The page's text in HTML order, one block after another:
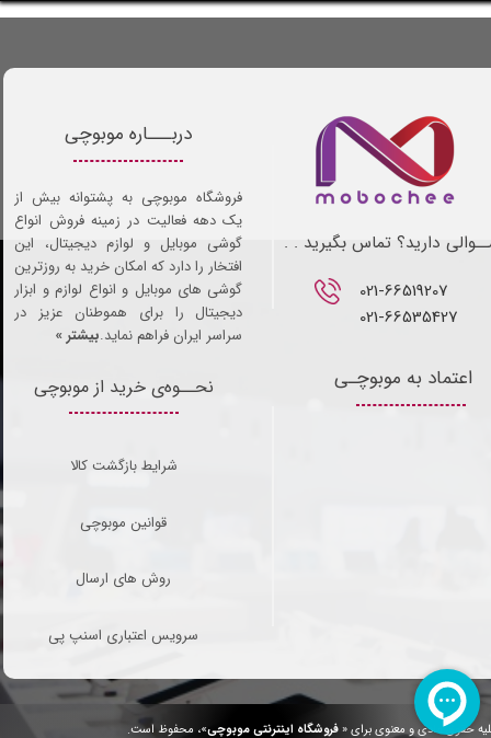
حقوق مادی و معنوی برای «فروشگاه اینترنتی موبوچی»، محفوظ است.
021-66519207​​​​​​​
021-66535427
دارید؟ تماس بگیرید . .
نحــوه‌ی خرید از موبوچی
شرایط بازگشت کالا
قوانین موبوچی
روش های ارسال
سرویس اعتباری اسنپ پی
اعتماد به موبوچـی
دربـــاره موبوچی
فروشگاه موبوچی به پشتوانه بیش از
یک دهه فعالیت در زمینه فروش انواع
گوشی موبایل و لوازم دیجیتال، این
افتخار را دارد که امکان خرید به روزترین
گوشی های موبایل و انواع لوازم و ابزار
دیجیتال را برای هموطنان عزیز در
سراسر ایران فراهم نماید.بیشتر »